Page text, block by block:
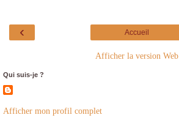
‹ Accueil
Afficher la version Web
Qui suis-je ?
Afficher mon profil complet